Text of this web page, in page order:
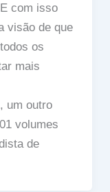
com isso
visão de que
os
mais
um outro
volumes
de